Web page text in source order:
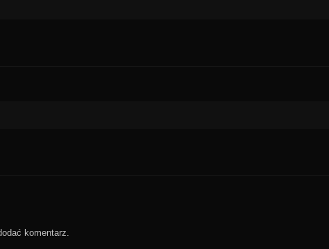
komentarz.